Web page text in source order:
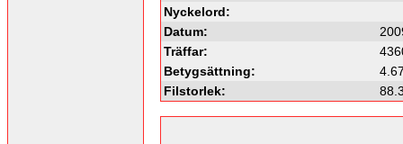
Nyckelord:
Datum:
Träffar:
Betygsättning:
Filstorlek: